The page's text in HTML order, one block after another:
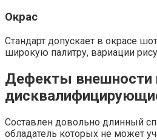
Окрас
Стандарт допускает в окрасе
широкую палитру, вариации
Дефекты внешности
Составлен довольно длинный
обладатель которых не может